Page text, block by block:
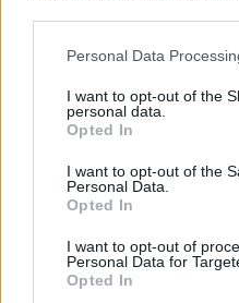
Personal Data
I want to opt-out of the
personal data.
Opted In
I want to opt-out of the
Personal Data.
Opted In
I want to opt-out of
Personal Data for
Opted In
TI